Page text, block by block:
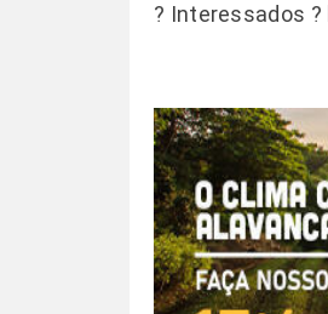
? Interessados ?